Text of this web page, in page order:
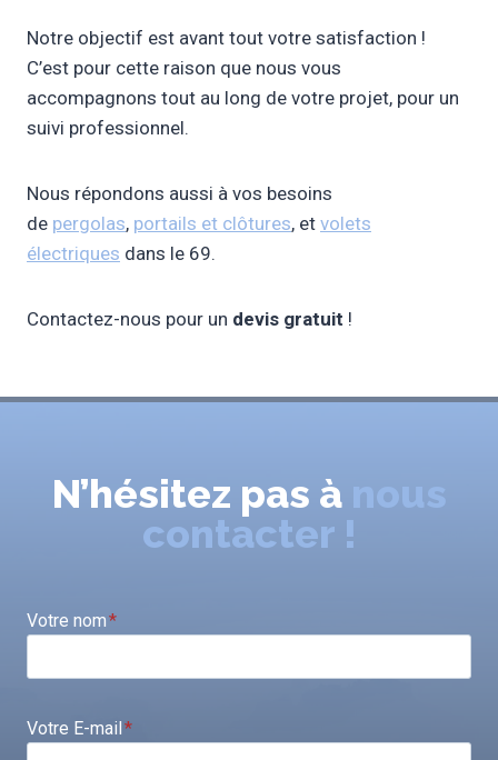
Notre objectif est avant tout votre satisfaction !
C’est pour cette raison que nous vous
accompagnons tout au long de votre projet, pour un
suivi professionnel.
Nous répondons aussi à vos besoins
de pergolas, portails et clôtures, et volets
électriques dans le 69.
Contactez-nous pour un devis gratuit !
N’hésitez pas à nous
contacter !
Votre nom*
Votre E-mail*